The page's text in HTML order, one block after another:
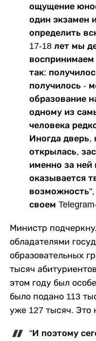
ощущение
один экзамен
определить
17-18 лет мы
так:
получилось -
образование
одному из
человека
Иногда дверь,
открылась,
именно за ней
оказывается
своем
Министр
обладателями
образовательных
тысяч
этом году был
было подано 113
уже 127 тысяч. Это
"И поэтому